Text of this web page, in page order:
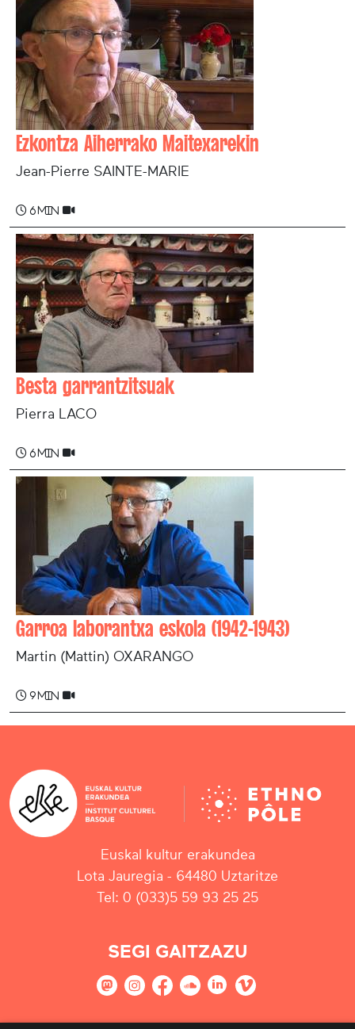
Ezkontza Aiherrako Maitexarekin
Jean-Pierre SAINTE-MARIE
6 min
Besta garrantzitsuak
Pierra LACO
6 min
Garroa laborantxa eskola (1942-1943)
Martin (Mattin) OXARANGO
9 min
Euskal kultur erakundea
Lota Jauregia - 64480 Uztaritze
Tel: 0 (033)5 59 93 25 25
SEGI GAITZAZU